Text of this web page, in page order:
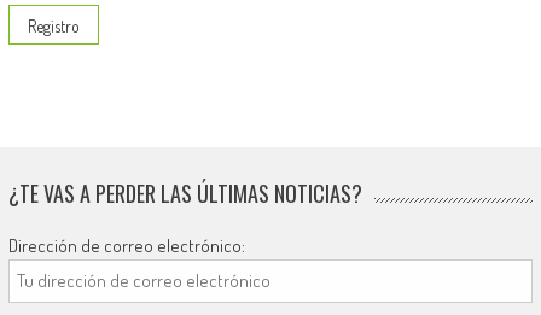
¿TE VAS A PERDER LAS ÚLTIMAS NOTICIAS?
Dirección de correo electrónico: